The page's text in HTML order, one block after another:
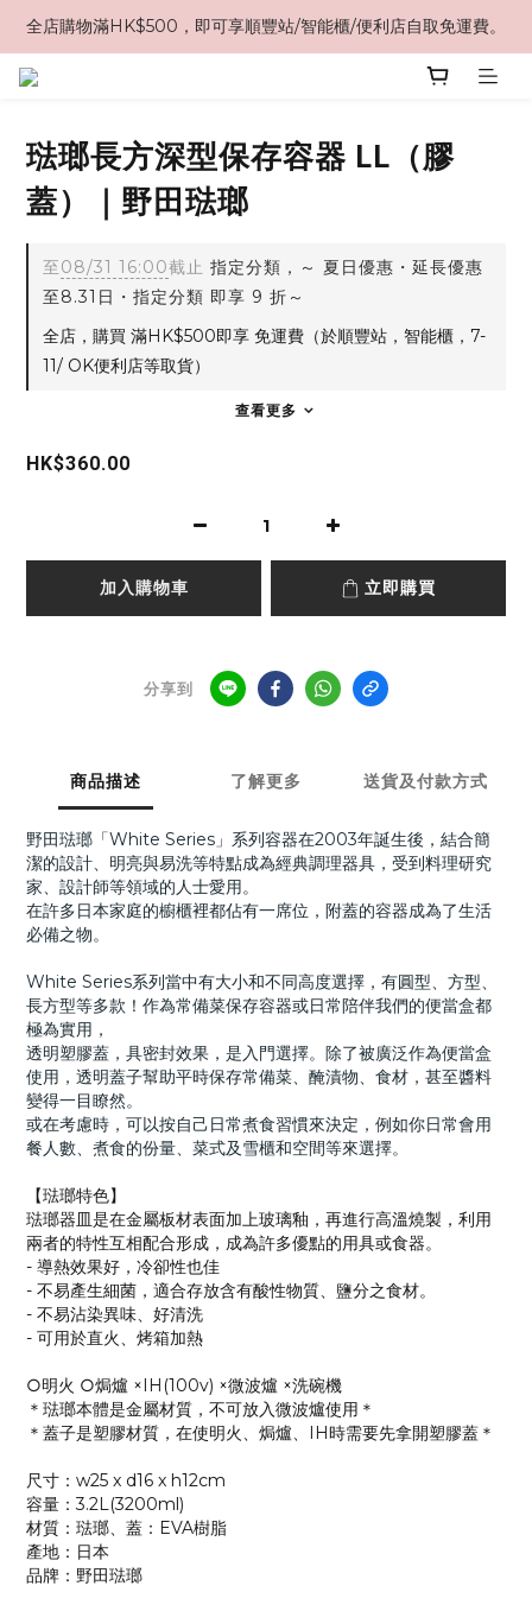
全店購物滿HK$500，即可享順豐站/智能櫃/便利店自取免運費。
琺瑯長方深型保存容器 LL（膠
蓋）｜野田琺瑯
至08/31 16:00截止 指定分類，～ 夏日優惠・延長優惠
至8.31日・指定分類 即享 9 折～
全店，購買 滿HK$500即享 免運費（於順豐站，智能櫃，7-
11/ OK便利店等取貨）
查看更多
HK$360.00
加入購物車 立即購買
分享到
商品描述 了解更多 送貨及付款方式
野田琺瑯「White Series」系列容器在2003年誕生後，結合簡
潔的設計、明亮與易洗等特點成為經典調理器具，受到料理研究
家、設計師等領域的人士愛用。
在許多日本家庭的櫥櫃裡都佔有一席位，附蓋的容器成為了生活
必備之物。
White Series系列當中有大小和不同高度選擇，有圓型、方型、
長方型等多款！ 作為常備菜保存容器或日常陪伴我們的便當盒都
極為實用，
透明塑膠蓋，具密封效果，是入門選擇。除了被廣泛作為便當盒
使用，透明蓋子幫助平時保存常備菜、醃漬物、食材，甚至醬料
變得一目瞭然。
或在考慮時，可以按自己日常煮食習慣來決定，例如你日常會用
餐人數、煮食的份量、菜式及雪櫃和空間等來選擇。
【琺瑯特色】
琺瑯器皿是在金屬板材表面加上玻璃釉，再進行高溫燒製，利用
兩者的特性互相配合形成，成為許多優點的用具或食器。
- 導熱效果好，冷卻性也佳
- 不易產生細菌，​適合存放含有酸性物質、鹽分之食材。
- 不易沾染異味、好清洗
- 可用於直火、烤箱加熱
○明火 ○焗爐 ×IH(100v) ×微波爐 ×洗碗機
＊琺瑯本體是金屬材質，不可放入微波爐使用＊
＊蓋子是塑膠材質，在使明火、焗爐、IH時需要先拿開塑膠蓋＊
尺寸：w25 x d16 x h12cm
容量：3.2L(3200ml)
材質：琺瑯、蓋：EVA樹脂
產地：日本
品牌：野田琺瑯